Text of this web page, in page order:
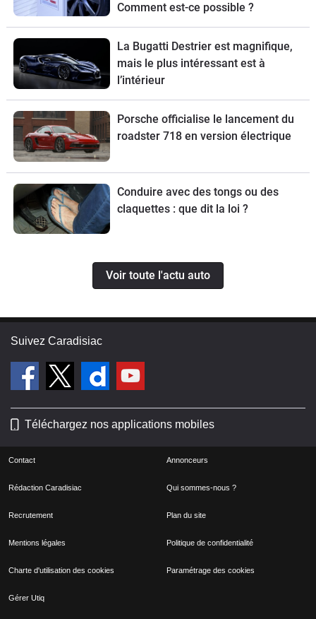
Comment est-ce possible ?
La Bugatti Destrier est magnifique,
mais le plus intéressant est à
l’intérieur
Porsche officialise le lancement du
roadster 718 en version électrique
Conduire avec des tongs ou des
claquettes : que dit la loi ?
Voir toute l'actu auto
Suivez Caradisiac
Téléchargez nos applications mobiles
Contact Annonceurs
Rédaction Caradisiac Qui sommes-nous ?
Recrutement Plan du site
Mentions légales Politique de confidentialité
Charte d'utilisation des cookies Paramétrage des cookies
Gérer Utiq